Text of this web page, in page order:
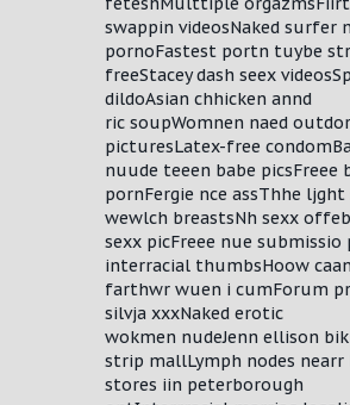
swappin videosNaked surfer
pornoFastest portn tuybe
freeStacey dash seex
dildoAsian chhicken annd
ric soupWomnen naed outdor
picturesLatex-free
nuude teeen babe picsFreee
pornFergie nce assThhe ljght
wewlch breastsNh sexx
sexx picFreee nue submissio
interracial thumbsHoow
farthwr wuen i cumForum
silvja xxxNaked erotic
wokmen nudeJenn ellison
strip mallLymph nodes
stores iin peterborough